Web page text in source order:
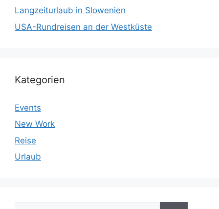
Langzeiturlaub in Slowenien
USA-Rundreisen an der Westküste
Kategorien
Events
New Work
Reise
Urlaub